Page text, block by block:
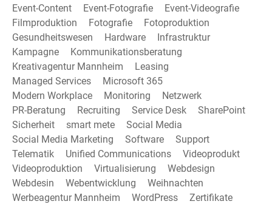
Event-Content
Event-Fotografie
Event-Videografie
Filmproduktion
Fotografie
Fotoproduktion
Gesundheitswesen
Hardware
Infrastruktur
Kampagne
Kommunikationsberatung
Kreativagentur Mannheim
Leasing
Managed Services
Microsoft 365
Modern Workplace
Monitoring
Netzwerk
PR-Beratung
Recruiting Service Desk
SharePoint
Sicherheit
smart mete
Social Media
Social Media Marketing
Software
Support
Telematik
Unified Communications
Videoprodukt
Videoproduktion
Virtualisierung
Webdesign
Webdesin
Webentwicklung
Weihnachten
Werbeagentur Mannheim
WordPress
Zertifikate